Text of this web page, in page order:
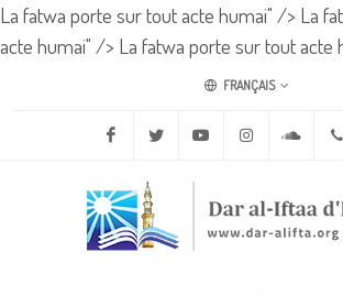
La fatwa porte sur tout acte humai" /> La
acte humai" /> La fatwa porte sur tout acte
FRANÇAIS
Facebook Twitter Youtube Instagram